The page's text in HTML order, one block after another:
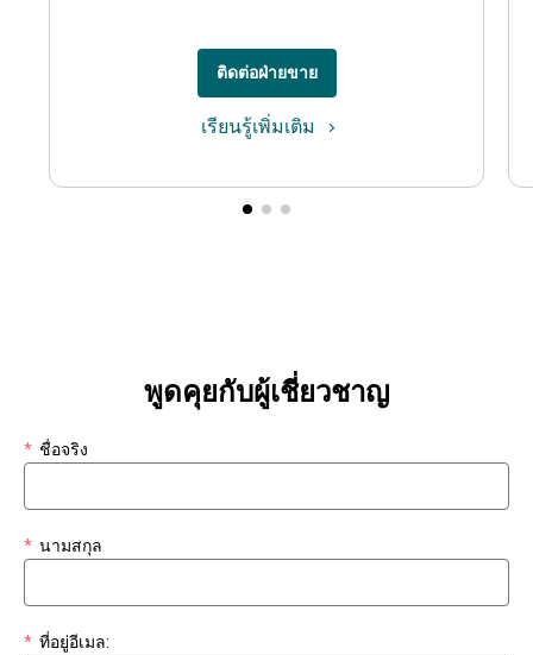
ติดต่อฝ่ายขาย
เรียนรู้เพิ่มเติม
พูดคุยกับผู้เชี่ยวชาญ
ชื่อจริง
*
นามสกุล
*
ที่อยู่อีเมล:
*